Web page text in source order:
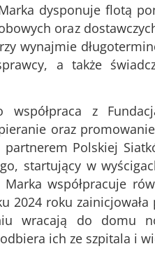
dysponuje flotą
oraz
wynajmie
a także
z
oraz
Polskiej
startujący w
współpracuje
2024 roku
wracają do domu
ich ze szpitala i